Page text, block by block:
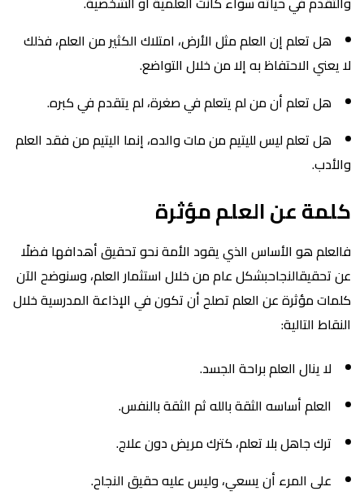
هل تعلم إن العلم مثل الأرض، امتلاك الكثير من العلم، فذلك
لا يعني الاحتفاظ به إلا من خلال التواضع.
هل تعلم أن من لم يتعلم في صغرة، لم يتقدم في كبره.
هل تعلم ليس لليتيم من مات والده، إنما اليتيم من فقد العلم
والأدب.
كلمة عن العلم مؤثرة
فالعلم هو الأساس الذي يقود الأمة نحو تحقيق أهدافها فضلًا
عن تحقيقالنجاحبشكل عام من خلال استثمار العلم، وسنوضح الآن
كلمات مؤثرة عن العلم تصلح أن تكون في الإذاعة المدرسية خلال
النقاط التالية:
لا ينال العلم براحة الجسد.
العلم أساسه الثقة بالله ثم الثقة بالنفس.
ترك جاهل بلا تعلم، كترك مريض دون علاج.
على المرء أن يسعي، وليس عليه حقيق النجاح.